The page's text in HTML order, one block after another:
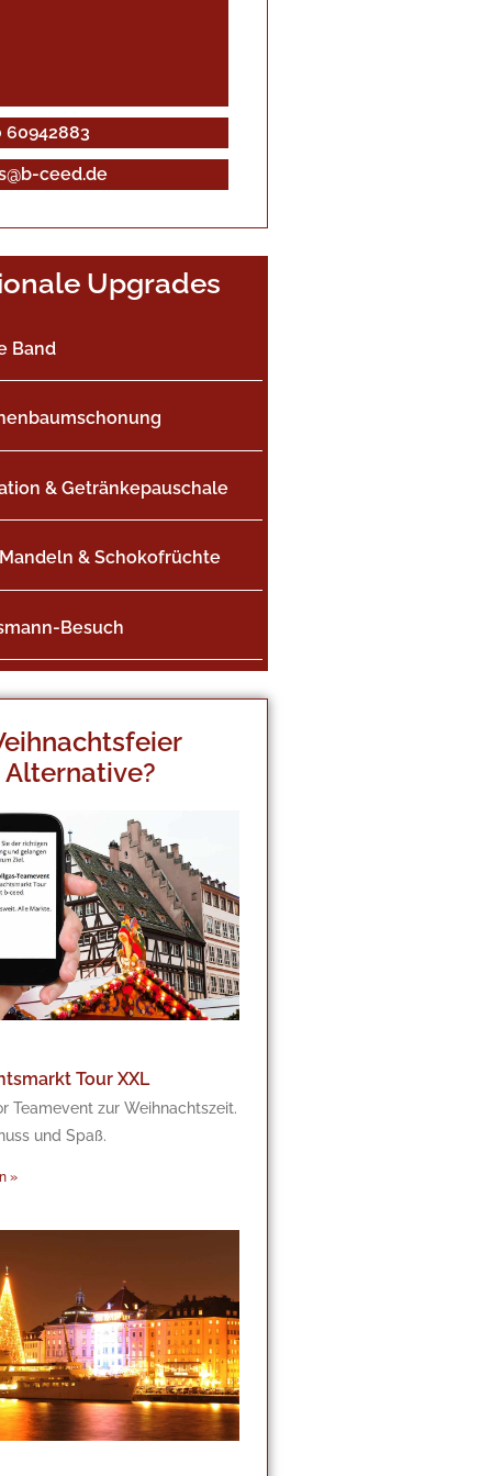
ceed.de
Upgrades
Band
& Getränkepauschale
& Schokofrüchte
Besuch
Alternative?
Tour XXL
Teamevent zur Weihnachtszeit.
und Spaß.
»